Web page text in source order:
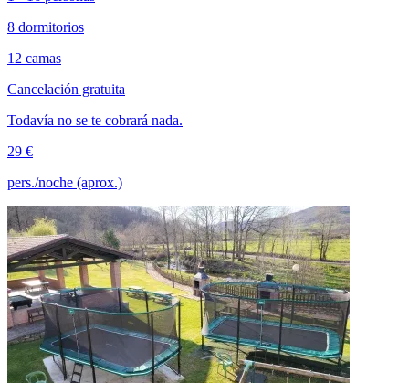
8 dormitorios
12 camas
Cancelación gratuita
Todavía no se te cobrará nada.
29 €
pers./noche (aprox.)